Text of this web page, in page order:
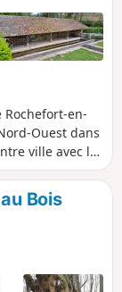
en-
Ouest dans
ville avec le
Gilles-et-
le village
(rivière) avant
première
de
Carrefour de
entre le Fief
Bois